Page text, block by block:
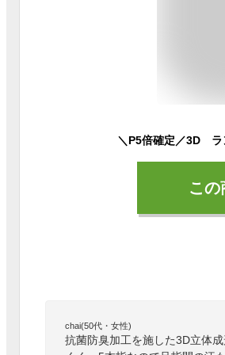
こ
chai(50代・女性)
抗菌防臭加工を施した3D立体